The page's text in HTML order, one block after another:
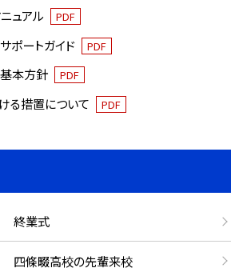
ュアル PDF
ポートガイド PDF
本方針 PDF
る措置について PDF
終業式
四條畷高校の先輩来校